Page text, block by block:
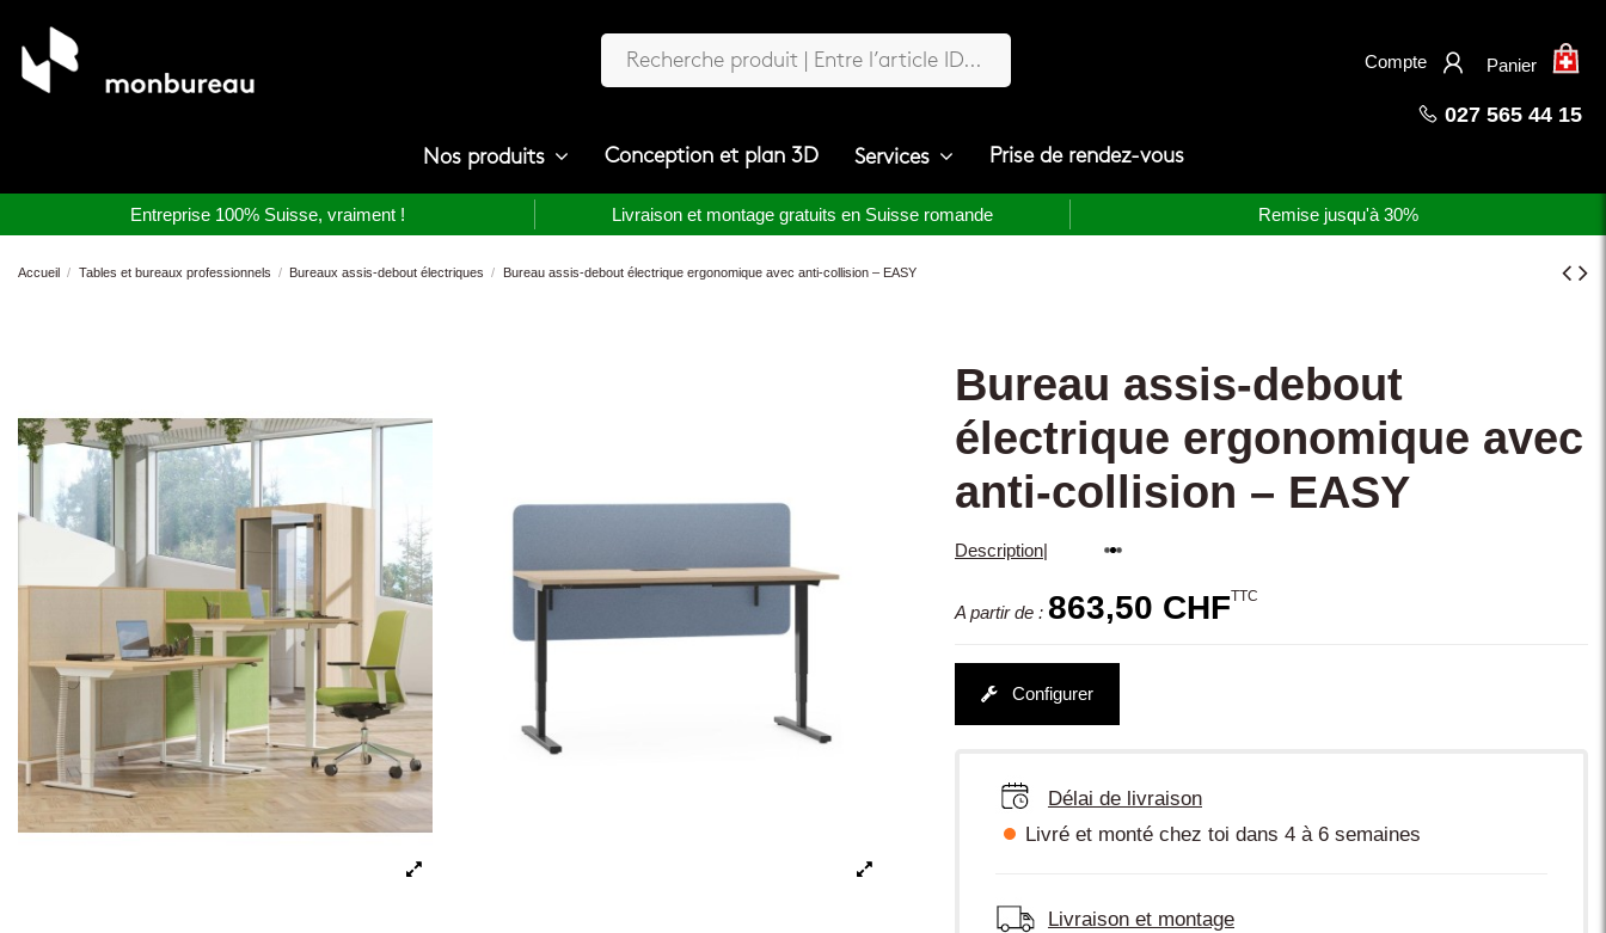
×
Compte Panier
027 565 44 15
Nos produits Conception et plan 3D Services Prise de rendez-vous
Entreprise 100% Suisse, vraiment ! Livraison et montage gratuits en Suisse romande Remise jusqu'à 30%
Accueil Tables et bureaux professionnels Bureaux assis-debout électriques Bureau assis-debout électrique ergonomique avec anti-collision – EASY
Bureau assis-debout
électrique ergonomique avec
anti-collision – EASY
Description|
A partir de : 863,50 CHFTTC
Configurer
Délai de livraison
Livré et monté chez toi dans 4 à 6 semaines
Livraison et montage